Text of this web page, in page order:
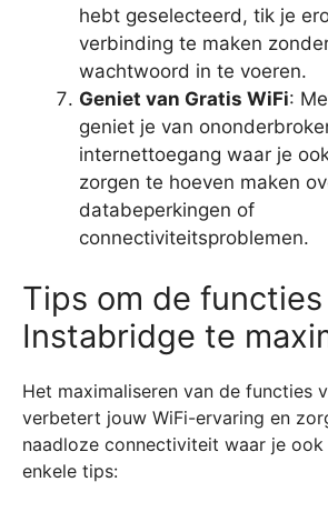
hebt geselecteerd, tik je
verbinding te maken
wachtwoord in te voeren.
Geniet van Gratis WiFi:
geniet je van
internettoegang waar je
zorgen te hoeven maken
databeperkingen of
connectiviteitsproblemen.
Tips om de functies
Instabridge te
Het maximaliseren van de functies
verbetert jouw WiFi-ervaring en
naadloze connectiviteit waar je
enkele tips: